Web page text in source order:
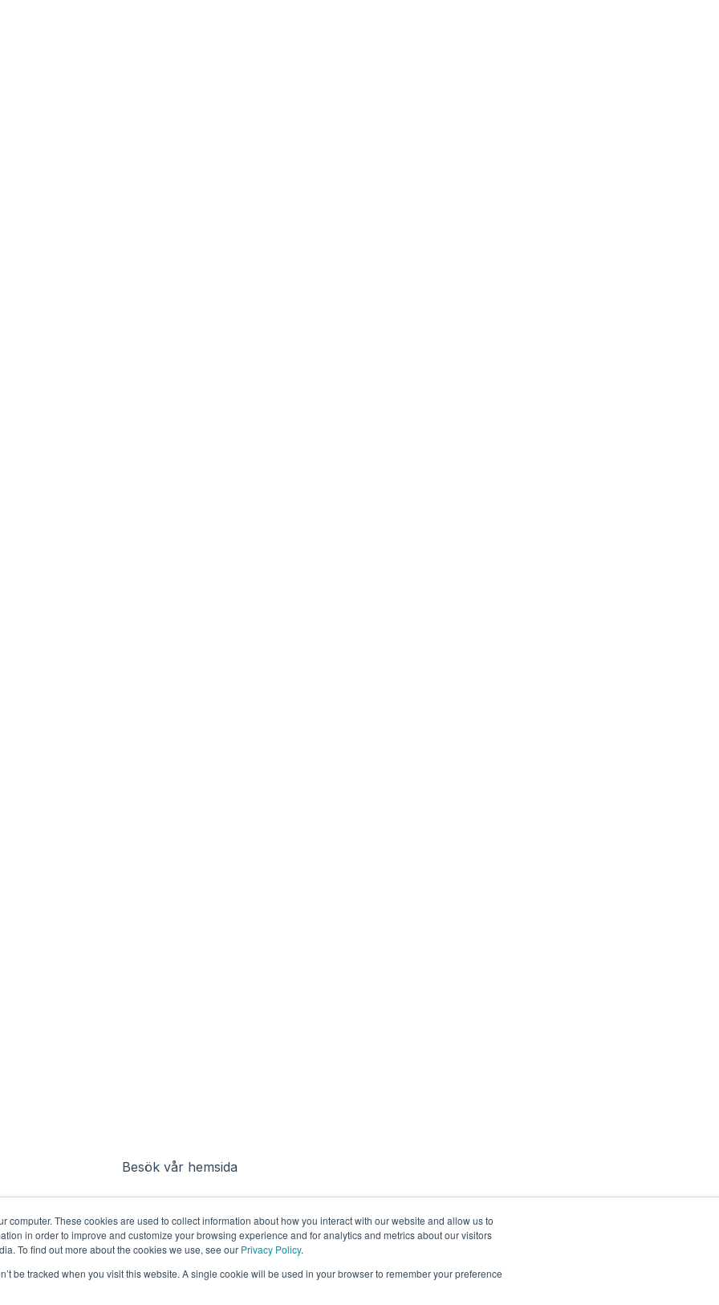
computer. These cookies are used to collect information about how you interact with our website and allow us to
in order to improve and customize your browsing experience and for analytics and metrics about our visitors
To find out more about the cookies we use, see our Privacy Policy.
be tracked when you visit this website. A single cookie will be used in your browser to remember your preference
Besök vår hemsida